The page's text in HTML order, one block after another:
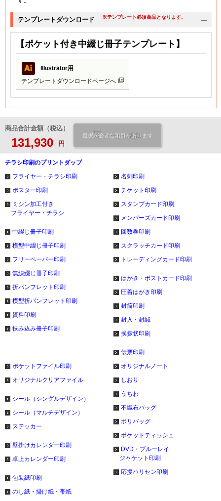
テンプレートダウンロード ※テンプレート必須商品となります。
【ポケット付き中綴じ冊子テンプレート】
Illustrator用
テンプレートダウンロードページへ
商品合計金額（税込）
131,930 円
カートに追加
選択が必要な項目があります
チラシ印刷のプリントダップ
フライヤー・チラシ印刷
ポスター印刷
ミシン加工付き
フライヤー・チラシ
中綴じ冊子印刷
横型中綴じ冊子印刷
フリーペーパー印刷
無線綴じ冊子印刷
折パンフレット印刷
横型折パンフレット印刷
資料印刷
挟み込み冊子印刷
名刺印刷
チケット印刷
スタンプカード印刷
メンバーズカード印刷
回数券印刷
スクラッチカード印刷
トレーディングカード印刷
はがき・ポストカード印刷
圧着はがき印刷
封筒印刷
封入・封緘
挨拶状印刷
伝票印刷
ポケットファイル印刷
オリジナルクリアファイル
シール（シングルデザイン）
シール（マルチデザイン）
ステッカー
壁掛けカレンダー印刷
卓上カレンダー印刷
包装紙印刷
のし紙・掛け紙・帯紙
オリジナルノート
しおり
うちわ
不織布バッグ
ポリバッグ
ポケットティッシュ
DVD・ブルーレイ
ジャケット印刷
応援ハリセン印刷